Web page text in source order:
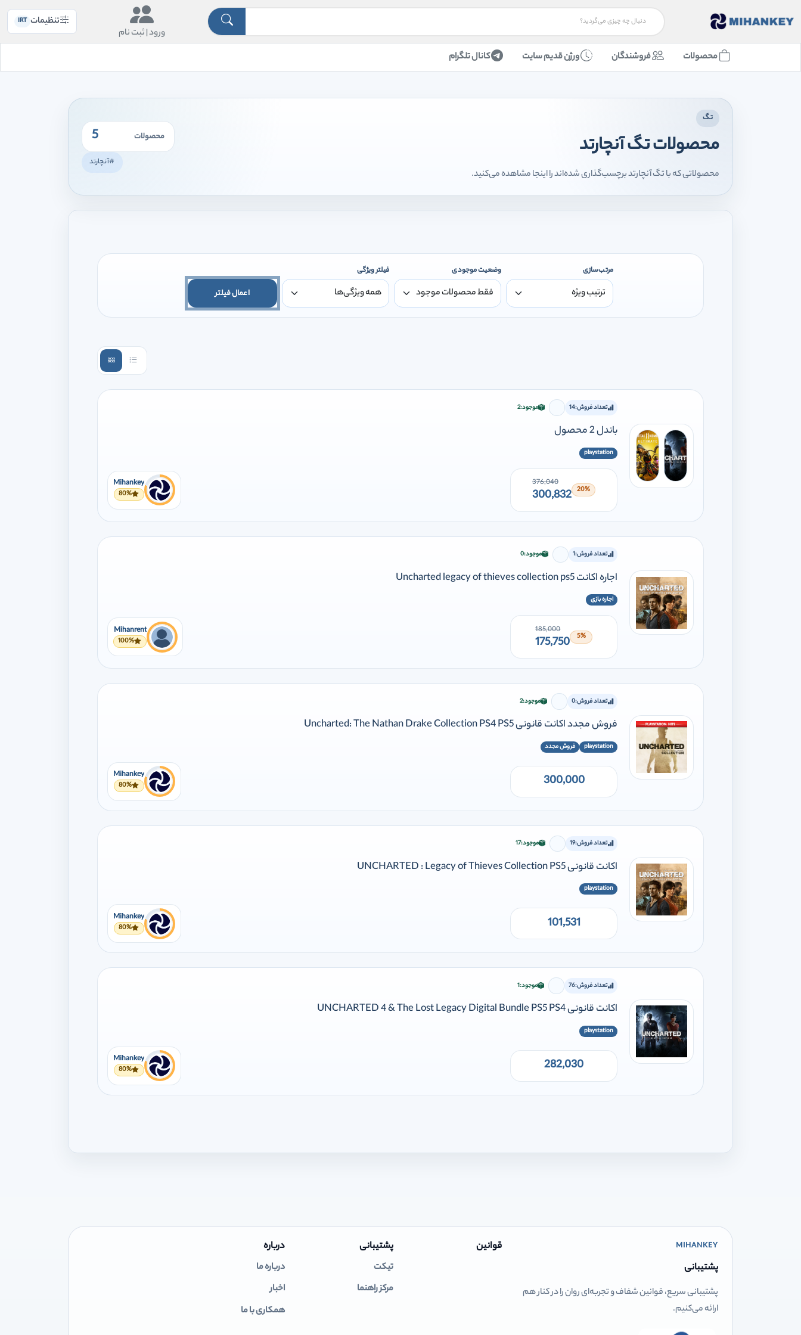
ورود |ثبت نام
تنظیمات IRT
محصولات فروشندگان ورژن قدیم سایت کانال تلگرام
تگ
محصولات تگ آنچارتد
محصولاتی که با تگ آنچارتد برچسب‌گذاری شده‌اند را اینجا مشاهده می‌کنید.
محصولات 5
#آنچارتد
مرتب‌سازی وضعیت موجودی فیلتر ویژگی
اعمال فیلتر
تعداد فروش:14 برای افزودن وارد شوید
موجود:2
باندل 2 محصول
playstation
20%
376,040
300,832
Mihankey
80%
تعداد فروش:1 برای افزودن وارد شوید
موجود:0
اجاره اکانت Uncharted legacy of thieves collection ps5
اجاره بازی
5%
185,000
175,750
Mihanrent
100%
تعداد فروش:0 برای افزودن وارد شوید
موجود:2
فروش مجدد اکانت قانونی Uncharted: The Nathan Drake Collection PS4 PS5
playstation فروش مجدد
300,000
Mihankey
80%
تعداد فروش:19 برای افزودن وارد شوید
موجود:17
اکانت قانونی UNCHARTED : Legacy of Thieves Collection PS5
playstation
101,531
Mihankey
80%
تعداد فروش:76 برای افزودن وارد شوید
موجود:1
اکانت قانونی UNCHARTED 4 & The Lost Legacy Digital Bundle PS5 PS4
playstation
282,030
Mihankey
80%
MIHANKEY
پشتیبانی
پشتیبانی سریع، قوانین شفاف و تجربه‌ای روان را در کنار هم
ارائه می‌کنیم.
قوانین پشتیبانی
تیکت
مرکز راهنما
درباره
درباره ما
اخبار
همکاری با ما